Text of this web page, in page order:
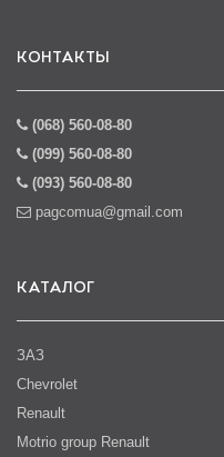
КОНТАКТЫ
(068) 560-08-80
(099) 560-08-80
(093) 560-08-80
pagcomua@gmail.com
КАТАЛОГ
ЗАЗ
Chevrolet
Renault
Motrio group Renault